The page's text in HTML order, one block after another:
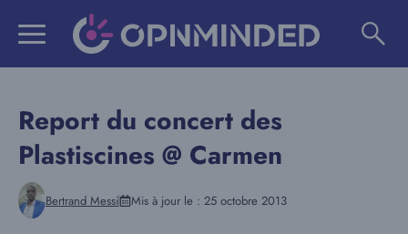
Report du concert des
Plastiscines @ Carmen
Bertrand Messi Mis à jour le : 25 octobre 2013